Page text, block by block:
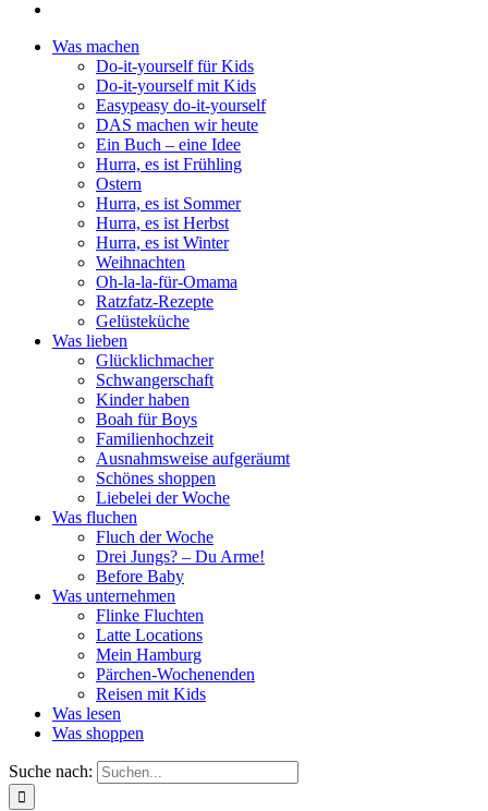
Was machen
Do-it-yourself für Kids
Do-it-yourself mit Kids
Easypeasy do-it-yourself
DAS machen wir heute
Ein Buch – eine Idee
Hurra, es ist Frühling
Ostern
Hurra, es ist Sommer
Hurra, es ist Herbst
Hurra, es ist Winter
Weihnachten
Oh-la-la-für-Omama
Ratzfatz-Rezepte
Gelüsteküche
Was lieben
Glücklichmacher
Schwangerschaft
Kinder haben
Boah für Boys
Familienhochzeit
Ausnahmsweise aufgeräumt
Schönes shoppen
Liebelei der Woche
Was fluchen
Fluch der Woche
Drei Jungs? – Du Arme!
Before Baby
Was unternehmen
Flinke Fluchten
Latte Locations
Mein Hamburg
Pärchen-Wochenenden
Reisen mit Kids
Was lesen
Was shoppen
Suche nach: